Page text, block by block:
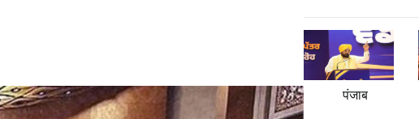
पंजाब